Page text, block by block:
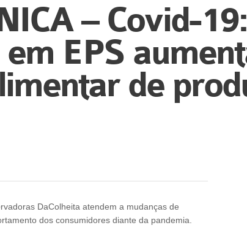
– Covid-19:
EPS
de
DaColheita atendem a mudanças de
dos consumidores diante da pandemia.